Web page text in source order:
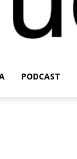
PODCAST